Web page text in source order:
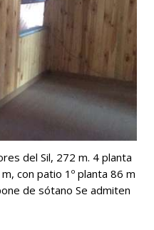
del Sil, 272 m. 4 planta
con patio 1º planta 86 m
de sótano Se admiten